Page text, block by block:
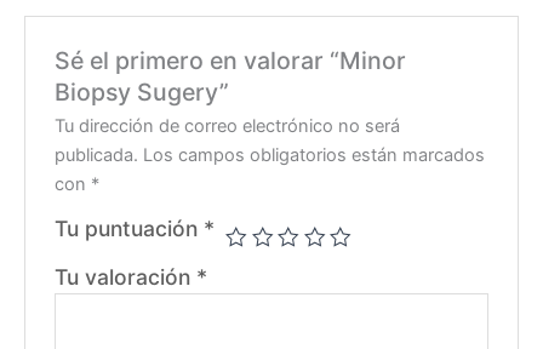
Sé el primero en valorar “Minor
Biopsy Sugery”
Tu dirección de correo electrónico no será
publicada. Los campos obligatorios están marcados
con *
Tu puntuación *
Tu valoración *